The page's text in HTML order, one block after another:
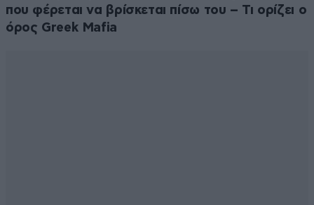
που φέρεται να βρίσκεται πίσω του – Τι ορίζει ο
όρος Greek Mafia